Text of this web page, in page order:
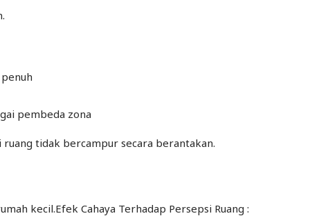
pembeda zona
tidak bercampur secara berantakan.
kecil.Efek Cahaya Terhadap Persepsi Ruang :